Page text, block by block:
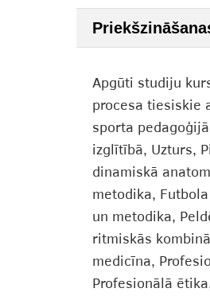
Apgūti studiju
procesa tiesiskie
sporta
izglītībā, Uzturs,
dinamiskā
metodika,
un metodika,
ritmiskās
medicīna,
Profesionālā